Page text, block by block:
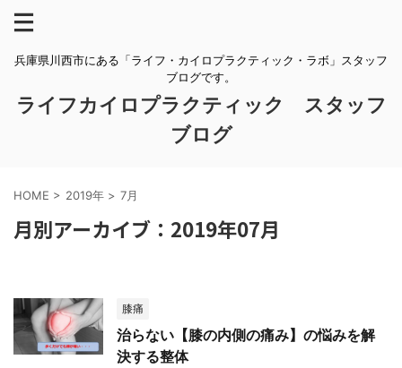
兵庫県川西市にある「ライフ・カイロプラクティック・ラボ」スタッフ
ブログです。
ライフカイロプラクティック スタッフ
ブログ
HOME > 2019年 > 7月
月別アーカイブ：2019年07月
膝痛
治らない【膝の内側の痛み】の悩みを解
決する整体